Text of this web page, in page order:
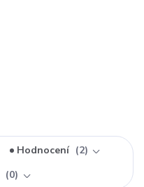
Hodnocení
2
0